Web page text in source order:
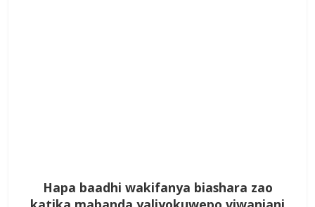
Hapa baadhi wakifanya biashara zao